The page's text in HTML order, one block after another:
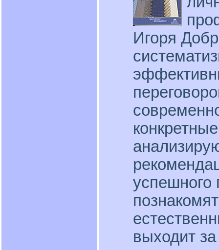
Игоря
успешного
выходит